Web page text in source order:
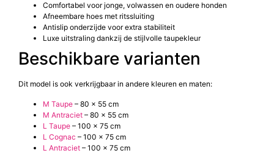
Comfortabel voor jonge, volwassen en oudere honden
Afneembare hoes met ritssluiting
Antislip onderzijde voor extra stabiliteit
Luxe uitstraling dankzij de stijlvolle taupekleur
Beschikbare varianten
Dit model is ook verkrijgbaar in andere kleuren en maten:
M Taupe – 80 x 55 cm
M Antraciet – 80 x 55 cm
L Taupe – 100 x 75 cm
L Cognac – 100 x 75 cm
L Antraciet – 100 x 75 cm